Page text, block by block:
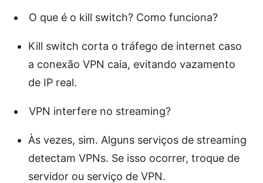
O que é o kill switch? Como funciona?
Kill switch corta o tráfego de internet caso
a conexão VPN caia, evitando vazamento
de IP real.
VPN interfere no streaming?
Às vezes, sim. Alguns serviços de streaming
detectam VPNs. Se isso ocorrer, troque de
servidor ou serviço de VPN.